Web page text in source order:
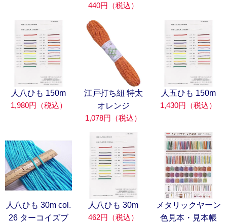
440円（税込）
人八ひも 150m
1,980円（税込）
江戸打ち紐 特太
オレンジ
1,078円（税込）
人五ひも 150m
1,430円（税込）
人八ひも 30m col.
26 ターコイズブ
人八ひも 30m
462円（税込）
メタリックヤーン
色見本・見本帳